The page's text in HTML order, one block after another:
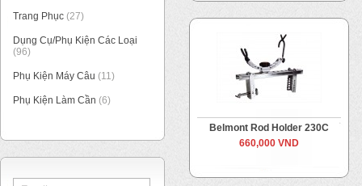
Trang Phục (27)
Dụng Cụ/Phụ Kiện Các Loại
(96)
Phụ Kiện Máy Câu (11)
Phụ Kiện Làm Cần (6)
Belmont Rod Holder 230C
660,000 VND